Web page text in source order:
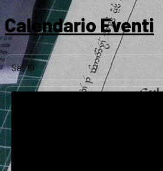
Calendario Eventi
Set19